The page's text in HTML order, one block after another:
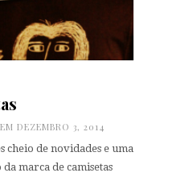
EM DEZEMBRO 3, 2014
de novidades e uma
marca de camisetas